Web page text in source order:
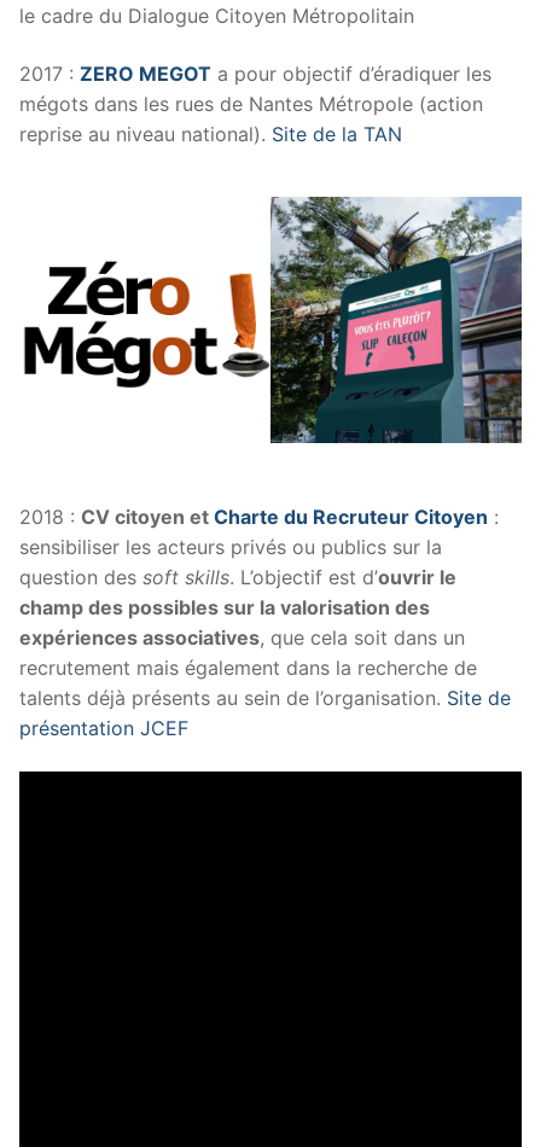
le cadre du Dialogue Citoyen Métropolitain
2017 : ZERO MEGOT a pour objectif d’éradiquer les
mégots dans les rues de Nantes Métropole (action
reprise au niveau national). Site de la TAN
2018 : CV citoyen et Charte du Recruteur Citoyen :
sensibiliser les acteurs privés ou publics sur la
question des soft skills. L’objectif est d’ouvrir le
champ des possibles sur la valorisation des
expériences associatives, que cela soit dans un
recrutement mais également dans la recherche de
talents déjà présents au sein de l’organisation. Site de
présentation JCEF